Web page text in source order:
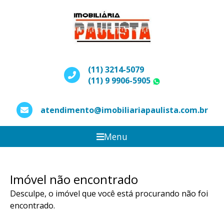
(11) 3214-5079
(11) 9 9906-5905
atendimento@imobiliariapaulista.com.br
Menu
Imóvel não encontrado
Desculpe, o imóvel que você está procurando não foi
encontrado.